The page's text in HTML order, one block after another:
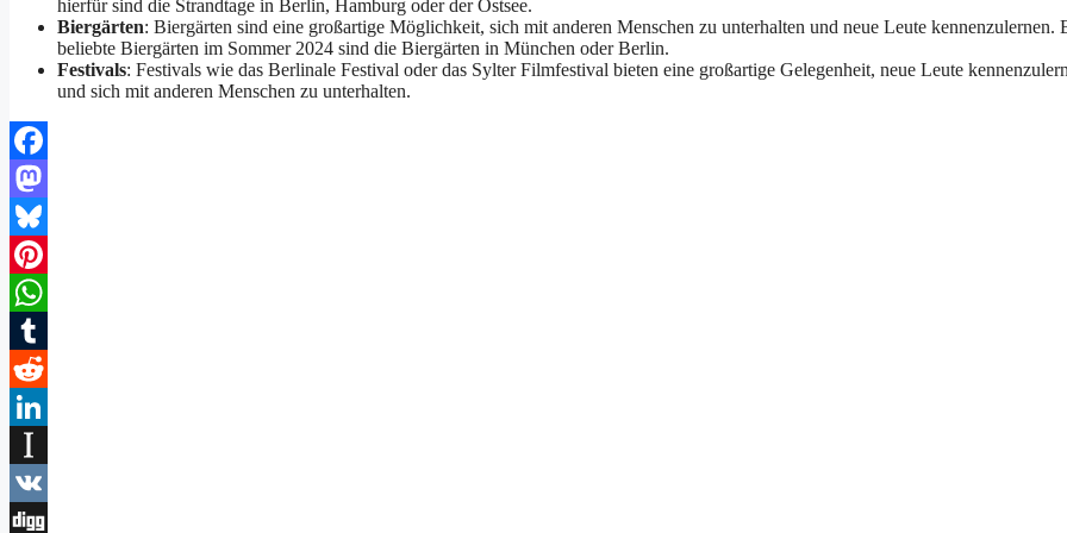
hierfür sind die Strandtage in Berlin, Hamburg oder der Ostsee.
Biergärten: Biergärten sind eine großartige Möglichkeit, sich mit anderen Menschen zu unterhalten und neue Leute kennenzulernen.
beliebte Biergärten im Sommer 2024 sind die Biergärten in München oder Berlin.
Festivals: Festivals wie das Berlinale Festival oder das Sylter Filmfestival bieten eine großartige Gelegenheit, neue Leute
und sich mit anderen Menschen zu unterhalten.
Facebook
Mastodon
Bluesky
Pinterest
WhatsApp
Tumblr
Reddit
Instapaper
VK